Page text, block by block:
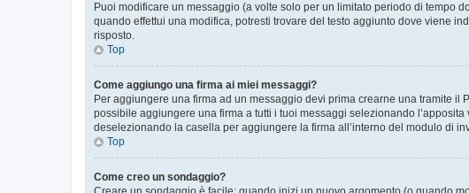
Puoi modificare un messaggio (a volte solo per un limitato periodo di tempo
quando effettui una modifica, potresti trovare del testo aggiunto dove viene
risposto.
Top
Come aggiungo una firma ai miei messaggi?
Per aggiungere una firma ad un messaggio devi prima crearne una tramite
possibile aggiungere una firma a tutti i tuoi messaggi selezionando
deselezionando la casella per aggiungere la firma all’interno del modulo di
Top
Come creo un sondaggio?